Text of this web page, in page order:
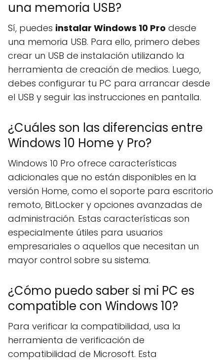
una memoria USB?
Sí, puedes instalar Windows 10 Pro desde
una memoria USB. Para ello, primero debes
crear un USB de instalación utilizando la
herramienta de creación de medios. Luego,
debes configurar tu PC para arrancar desde
el USB y seguir las instrucciones en pantalla.
¿Cuáles son las diferencias entre
Windows 10 Home y Pro?
Windows 10 Pro ofrece características
adicionales que no están disponibles en la
versión Home, como el soporte para escritorio
remoto, BitLocker y opciones avanzadas de
administración. Estas características son
especialmente útiles para usuarios
empresariales o aquellos que necesitan un
mayor control sobre su sistema.
¿Cómo puedo saber si mi PC es
compatible con Windows 10?
Para verificar la compatibilidad, usa la
herramienta de verificación de
compatibilidad de Microsoft. Esta